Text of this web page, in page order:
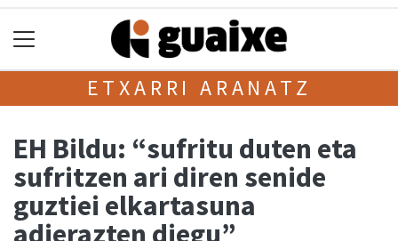
ETXARRI ARANATZ
EH Bildu: “sufritu duten eta
sufritzen ari diren senide
guztiei elkartasuna